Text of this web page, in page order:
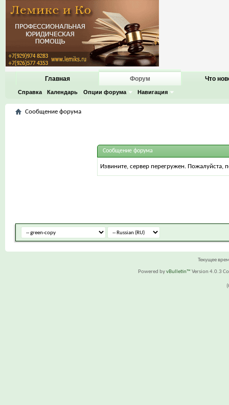
Главная Форум
Справка Календарь Опции форума Навигация
Что
Сообщение форума
Сообщение форума
Извините, сервер перегружен. Пожалуйста,
Текущее
Powered byvBulletin™ Version 4.0.3